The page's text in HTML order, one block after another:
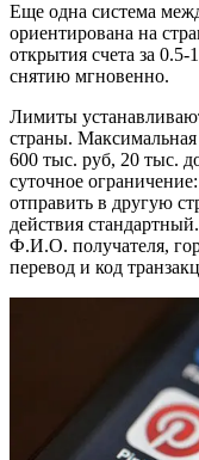
Еще одна система
ориентирована на
открытия счета за
снятию мгновенно.
Лимиты
страны. Максимальная
600 тыс. руб, 20 тыс.
суточное
отправить в другую
действия
Ф.И.О. получателя,
перевод и код